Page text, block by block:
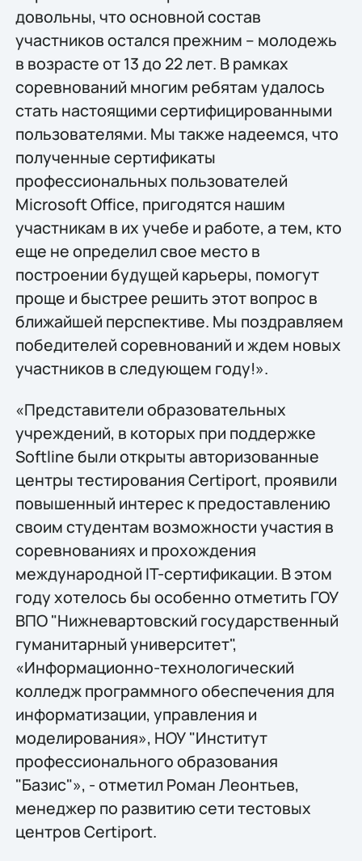
довольны, что основной состав
участников остался прежним – молодежь
в возрасте от 13 до 22 лет. В рамках
соревнований многим ребятам удалось
стать настоящими сертифицированными
пользователями. Мы также надеемся, что
полученные сертификаты
профессиональных пользователей
Microsoft Office, пригодятся нашим
участникам в их учебе и работе, а тем, кто
еще не определил свое место в
построении будущей карьеры, помогут
проще и быстрее решить этот вопрос в
ближайшей перспективе. Мы поздравляем
победителей соревнований и ждем новых
участников в следующем году!».
«Представители образовательных
учреждений, в которых при поддержке
Softline были открыты авторизованные
центры тестирования Certiport, проявили
повышенный интерес к предоставлению
своим студентам возможности участия в
соревнованиях и прохождения
международной IT-сертификации. В этом
году хотелось бы особенно отметить ГОУ
ВПО "Нижневартовский государственный
гуманитарный университет",
«Информационно-технологический
колледж программного обеспечения для
информатизации, управления и
моделирования», НОУ "Институт
профессионального образования
"Базис"», - отметил Роман Леонтьев,
менеджер по развитию сети тестовых
центров Certiport.